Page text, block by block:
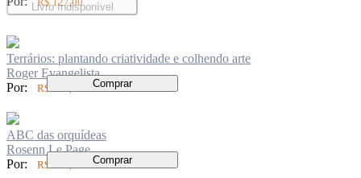
R$ 127,00
Livro Indisponível
Terrários: plantando criatividade e colhendo arte
Roger Evangelista
Por:
R$ 136,00 Comprar
ABC das orquídeas
Rosenn Le Page
Por:
R$ 104,00 Comprar